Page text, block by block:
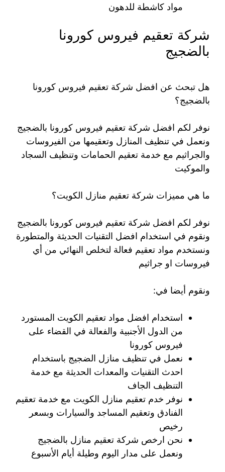
مواد كاشطة للدهون
شركة تعقيم فيروس كورونا
بالضجيج
هل تبحث عن افضل شركة تعقيم فيروس كورونا
بالضجيج؟
نوفر لكم افضل شركة تعقيم فيروس كورونا بالضجيج
ونعمل في تنظيف المنازل وتعقيمها من الفيروسات
والجراثيم مع خدمة تعقيم الحمامات وتنظيف السجاد
والموكيت
ما هي مميزات شركة تعقيم منازل الكويت؟
نوفر لكم افضل شركة تعقيم فيروس كورونا بالضجيج
ونقوم في استخدام افضل التقنيات الحديثة والمتطورة
ونستخدم مواد تعقيم فعالة لتخلص النهائي من أي
فيروسات او جراثيم
ونقوم أيضا في:
استخدام افضل مواد تعقيم الكويت المستورد
من الدول الأجنبية والفعالة في القضاء على
فيروس كورونا
نعمل في تنظيف منازل الضجيج باستخدام
احدث التقنيات والمعدات الحديثة مع خدمة
التنظيف الجاف
نوفر خدم تعقيم منازل الكويت مع خدمة تعقيم
الفنادق وتعقيم المساجد والسيارات وبسعر
رخيص
نحن ارخص شركة تعقيم منازل بالضجيج
ونعمل على مدار اليوم وطيلة أيام الأسبوع